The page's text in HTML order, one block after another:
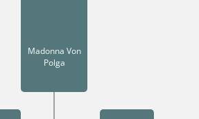
Madonna Von
Polga